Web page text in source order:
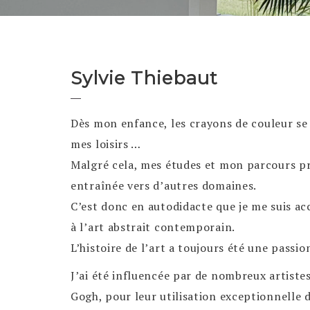
Sylvie Thiebaut
Dès mon enfance, les crayons de couleur
mes loisirs …
Malgré cela, mes études et mon parcours
entraînée vers d’autres domaines.
C’est donc en autodidacte que je me suis
à l’art abstrait contemporain.
L’histoire de l’art a toujours été une
J’ai été influencée par de nombreux
Gogh, pour leur utilisation exceptionnelle